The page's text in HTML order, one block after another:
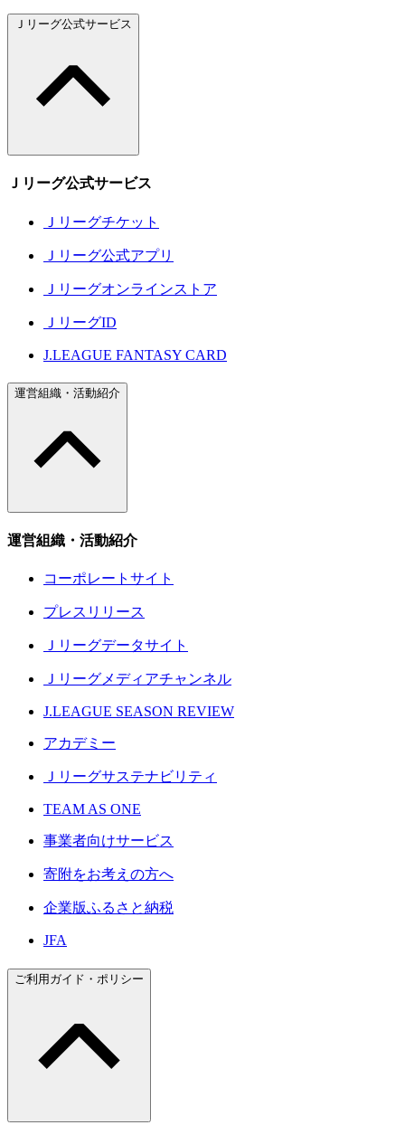
Ｊリーグ公式サービス
Ｊリーグ公式サービス
Ｊリーグチケット
Ｊリーグ公式アプリ
Ｊリーグオンラインストア
ＪリーグID
J.LEAGUE FANTASY CARD
運営組織・活動紹介
運営組織・活動紹介
コーポレートサイト
プレスリリース
Ｊリーグデータサイト
Ｊリーグメディアチャンネル
J.LEAGUE SEASON REVIEW
アカデミー
Ｊリーグサステナビリティ
TEAM AS ONE
事業者向けサービス
寄附をお考えの方へ
企業版ふるさと納税
JFA
ご利用ガイド・ポリシー